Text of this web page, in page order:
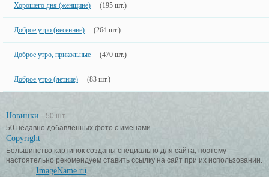
Хорошего дня (женщине) (195 шт.)
Доброе утро (весенние) (264 шт.)
Доброе утро, прикольные (470 шт.)
Доброе утро (летние) (83 шт.)
Новинки
50 шт.
50 недавно добавленных фото с именами.
Copyright
Большинство картинок созданы специально для сайта, поэтому
настоятельно рекомендуем ставить ссылку на сайт при их использовании.
ImageName.ru